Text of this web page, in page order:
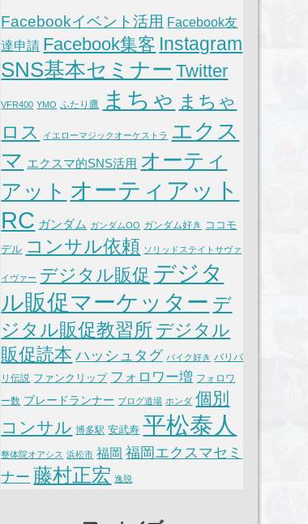
Facebookイベント活用 Facebook友
達申請 Facebook集客 Instagram
SNS基本セミナー Twitter
VFR400 YMO ふたり鷹 まちゃ まちゃ
ロス
イエローマジックオーケストラ
エクス
マ エクスマ的SNS活用 オーティ
アット オーティアット
RC ガンダム ガンダムOO ガンダム好き ココモ
デル コンサル依頼 ソリッドステイトサヴァ
イヴァー デジタル販促 デジタ
ル販促マーケッター デ
ジタル販促教習所 デジタル
販促読本 ハッシュタグ バイク好き バリバ
リ伝説 ファンクリップ フォロワー増 フォロワ
ー数 ブレードランナー ブログ道場 ホンダ 個別
コンサル 博多駅 安武寿 平松泰人
整体院オアシス 浜松市 福岡 福岡エクスマセミ
ナー 藤村正宏 逸脱